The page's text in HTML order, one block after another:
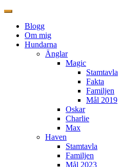
Blogg
Om mig
Hundarna
Änglar
Magic
Stamtavla
Fakta
Familjen
Mål 2019
Oskar
Charlie
Max
Haven
Stamtavla
Familjen
Mål 2023